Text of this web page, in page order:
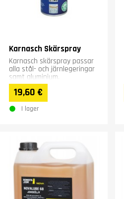
Karnasch Skärspray
Karnasch skärspray passar
alla stål- och järnlegeringar
samt aluminium.
19,60 €
I lager